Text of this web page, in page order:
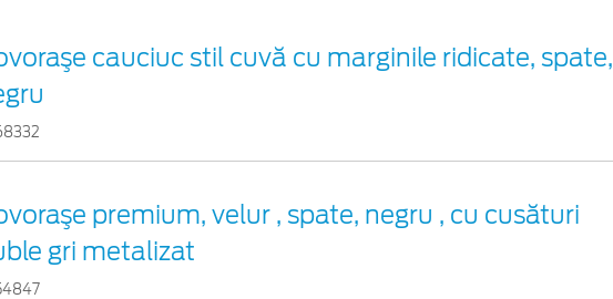
cauciuc stil cuvă cu marginile ridicate, spate,
premium, velur , spate, negru , cu cusături
gri metalizat